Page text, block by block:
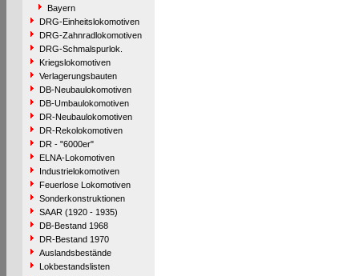
Bayern
DRG-Einheitslokomotiven
DRG-Zahnradlokomotiven
DRG-Schmalspurlok.
Kriegslokomotiven
Verlagerungsbauten
DB-Neubaulokomotiven
DB-Umbaulokomotiven
DR-Neubaulokomotiven
DR-Rekolokomotiven
DR - "6000er"
ELNA-Lokomotiven
Industrielokomotiven
Feuerlose Lokomotiven
Sonderkonstruktionen
SAAR (1920 - 1935)
DB-Bestand 1968
DR-Bestand 1970
Auslandsbestände
Lokbestandslisten